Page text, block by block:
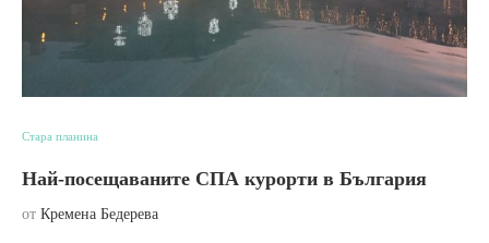
Стара планина
Най-посещаваните СПА курорти в България
от Кремена Бедерева